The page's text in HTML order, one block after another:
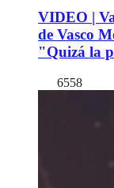
VIDEO |
de Vasco
"Quizá la
6558